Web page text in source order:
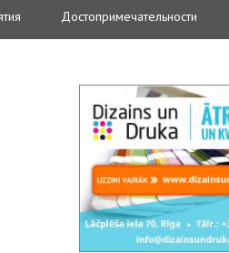
Достопримечательности